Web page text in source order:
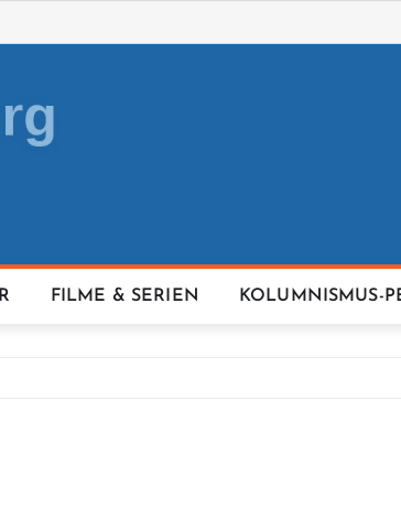
FILME & SERIEN KOLUMNISMUS-